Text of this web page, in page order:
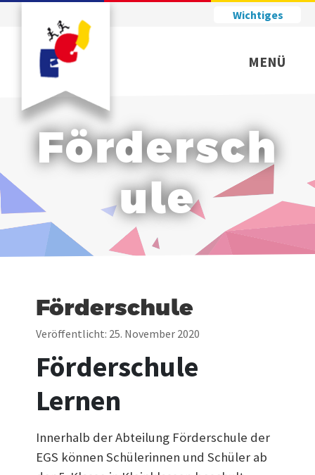
Wichtiges
MENÜ
Fördersch
ule
Förderschule
Veröffentlicht: 25. November 2020
Förderschule
Lernen
Innerhalb der Abteilung Förderschule der
EGS können Schülerinnen und Schüler ab